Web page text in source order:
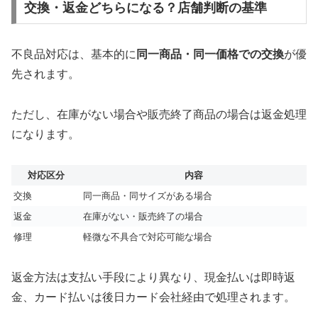
交換・返金どちらになる？店舗判断の基準
不良品対応は、基本的に 同一商品・同一価格での交換が優
先されます。
ただし、在庫がない場合や販売終了商品の場合は返金処理
になります。
対応区分
内容
交換
同一商品・同サイズがある場合
返金
在庫がない・販売終了の場合
修理
軽微な不具合で対応可能な場合
返金方法は支払い手段により異なり、現金払いは即時返
金、カード払いは後日カード会社経由で処理されます。